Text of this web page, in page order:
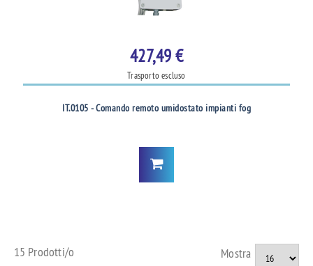
427,49 €
Trasporto escluso
IT.0105 - Comando remoto umidostato impianti fog
15 Prodotti/o Mostra